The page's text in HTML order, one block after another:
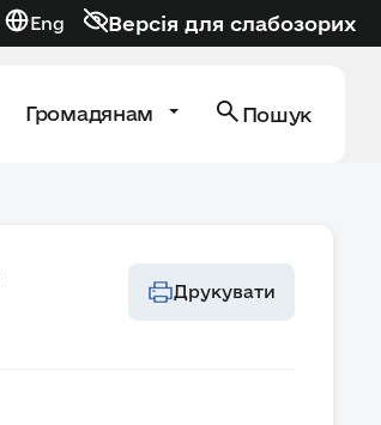
Eng Версія для слабозорих
Громадянам Пошук
Друкувати